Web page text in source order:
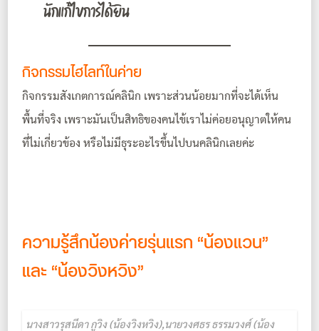
นักแก้ไขการได้ยิน
กิจกรรมไฮไลท์ในค่าย
กิจกรรมสังเกตการณ์คลินิก เพราะส่วนน้อยมากที่จะได้เห็น
พื้นที่จริง เพราะมันเป็นสิทธิของคนไข้เราไม่ค่อยอนุญาตให้คน
ที่ไม่เกี่ยวข้อง หรือไม่มีธุระอะไรขึ้นไปบนคลินิกเลยค่ะ
ความรู้สึกน้องค่ายรุ่นแรก “น้องแวน”
และ “น้องวิงหวิง”
นางสาวรุสนีดา กูวิง (น้องวิงหวิง),นายวงศธร ธรรมวงศ์ (น้อง